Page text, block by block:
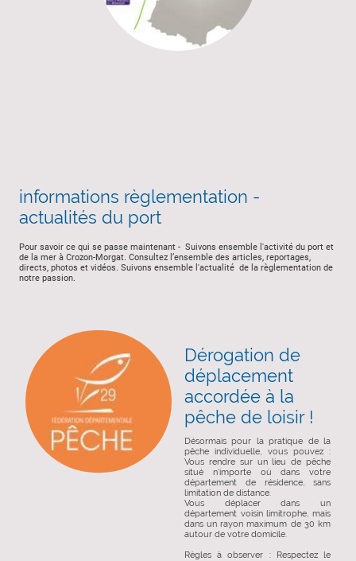
informations règlementation -
actualités du port
Pour savoir ce qui se passe maintenant - Suivons ensemble l'activité du port et
de la mer à Crozon-Morgat. Consultez l’ensemble des articles, reportages,
directs, photos et vidéos. Suivons ensemble l'actualité de la règlementation de
notre passion.
Dérogation de
déplacement
accordée à la
pêche de loisir !
Désormais pour la pratique de la
pêche individuelle, vous pouvez :
Vous rendre sur un lieu de pêche
situé n’importe où dans votre
département de résidence, sans
limitation de distance.
Vous déplacer dans un
département voisin limitrophe, mais
dans un rayon maximum de 30 km
autour de votre domicile.
Règles à observer : Respectez le